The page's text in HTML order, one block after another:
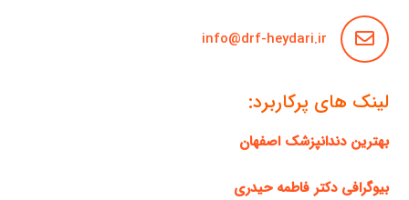
info@drf-heydari.ir
لینک های پرکاربرد:
بهترین دندانپزشک اصفهان
بیوگرافی دکتر فاطمه حیدری